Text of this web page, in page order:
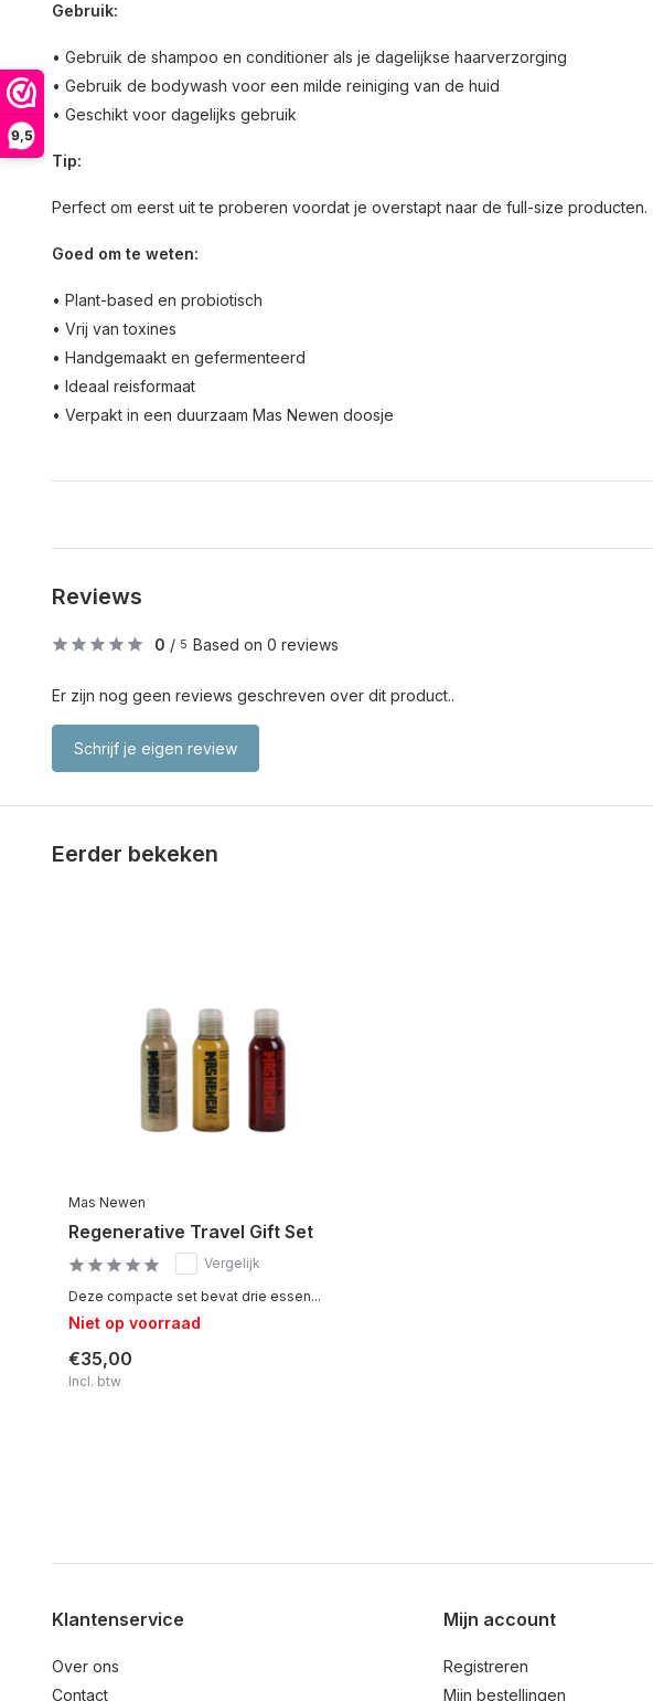
9,5
Gebruik:
• Gebruik de shampoo en conditioner als je dagelijkse haarverzorging
• Gebruik de bodywash voor een milde reiniging van de huid
• Geschikt voor dagelijks gebruik
Tip:
Perfect om eerst uit te proberen voordat je overstapt naar de full-size producten.
Goed om te weten:
• Plant-based en probiotisch
• Vrij van toxines
• Handgemaakt en gefermenteerd
• Ideaal reisformaat
• Verpakt in een duurzaam Mas Newen doosje
Reviews
0 / 5 Based on 0 reviews
Er zijn nog geen reviews geschreven over dit product..
Schrijf je eigen review
Eerder bekeken
Mas Newen
Regenerative Travel Gift Set
Vergelijk
Deze compacte set bevat drie essen...
Niet op voorraad
€35,00
Incl. btw
Klantenservice
Over ons
Contact
Mijn account
Registreren
Mijn bestellingen